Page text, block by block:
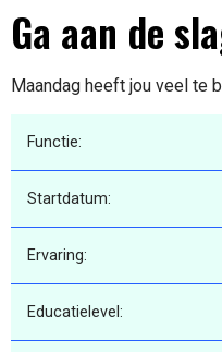
Ga aan de
Maandag heeft jou veel te
Functie:
Startdatum:
Ervaring:
Educatielevel: